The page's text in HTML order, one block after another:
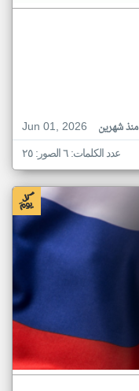
Jun 01, 2026
منذ شهرين
عدد الكلمات: ٦ الصور: ٢٥